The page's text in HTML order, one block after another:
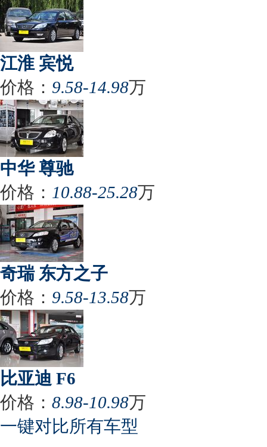
江淮 宾悦
价格： 9.58-14.98万
中华 尊驰
价格： 10.88-25.28万
奇瑞 东方之子
价格： 9.58-13.58万
比亚迪 F6
价格： 8.98-10.98万
一键对比所有车型